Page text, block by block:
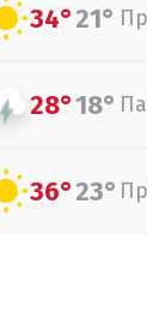
34°21°
28°18°
36°23°